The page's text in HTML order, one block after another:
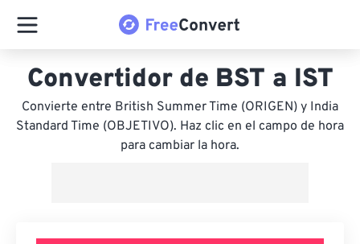
Convertidor de BST a IST
Convierte entre British Summer Time (ORIGEN) y India
Standard Time (OBJETIVO). Haz clic en el campo de hora
para cambiar la hora.